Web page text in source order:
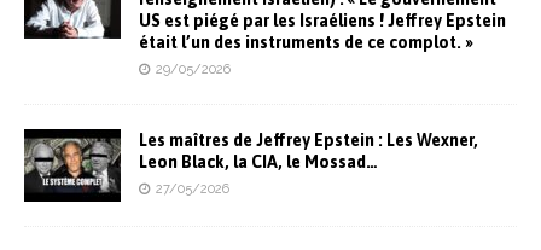
US est piégé par les Israéliens ! Jeffrey Epstein
était l’un des instruments de ce complot. »
29/05/2026
Les maîtres de Jeffrey Epstein : Les Wexner,
Leon Black, la CIA, le Mossad…
27/05/2026